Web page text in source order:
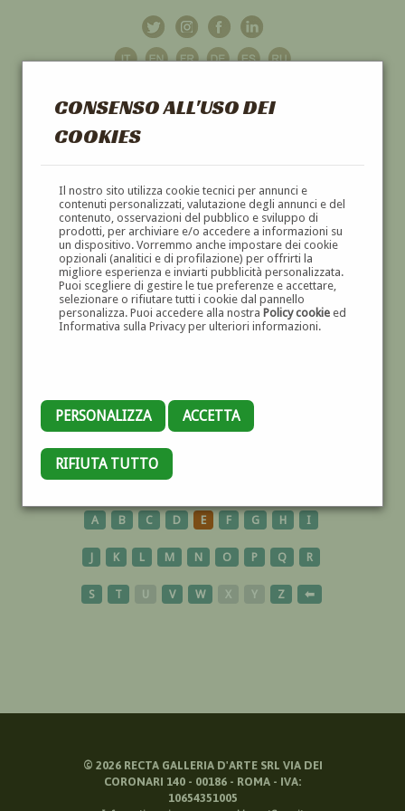
CONSENSO ALL'USO DEI
COOKIES
Il nostro sito utilizza cookie tecnici per annunci e
contenuti personalizzati, valutazione degli annunci e del
contenuto, osservazioni del pubblico e sviluppo di
prodotti, per archiviare e/o accedere a informazioni su
un dispositivo. Vorremmo anche impostare dei cookie
opzionali (analitici e di profilazione) per offrirti la
migliore esperienza e inviarti pubblicità personalizzata.
Puoi scegliere di gestire le tue preferenze e accettare,
selezionare o rifiutare tutti i cookie dal pannello
personalizza. Puoi accedere alla nostra Policy cookieed
Informativa sulla Privacy per ulteriori informazioni.
PERSONALIZZA ACCETTA
RIFIUTA TUTTO
GALLERIAD'ARTE
DIPINTI E SCULTURE '800 E '900
MANICHINO
A B C D E F G H I
J K L M N O P Q R
S T U V W X Y Z ⬅
© 2026RECTA GALLERIA D'ARTE SRL VIA DEI
CORONARI 140 - 00186 - ROMA - IVA:
10654351005